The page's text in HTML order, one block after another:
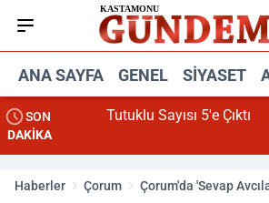
ANA SAYFA GENEL SIYASET
SON
DAKİKA
Tutuklu Sayısı 5'e Çıktı
Haberler Çorum
Çorum'da 'Sevap